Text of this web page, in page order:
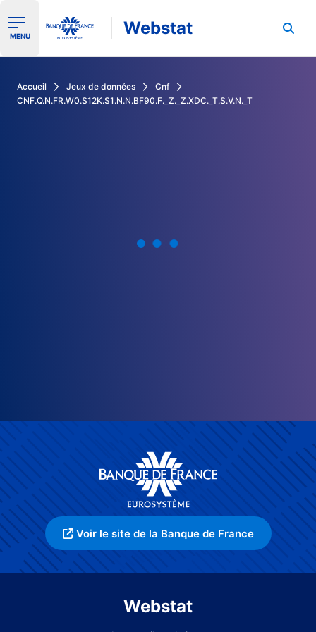
Ouvrir le menu de navigation
MENU Webstat
Accueil Jeux de données
Cnf
CNF.Q.N.FR.W0.S12K.S1.N.N.BF90.F._Z._Z.XDC._T.S.V.N._T
Voir le site de la Banque de France
Webstat